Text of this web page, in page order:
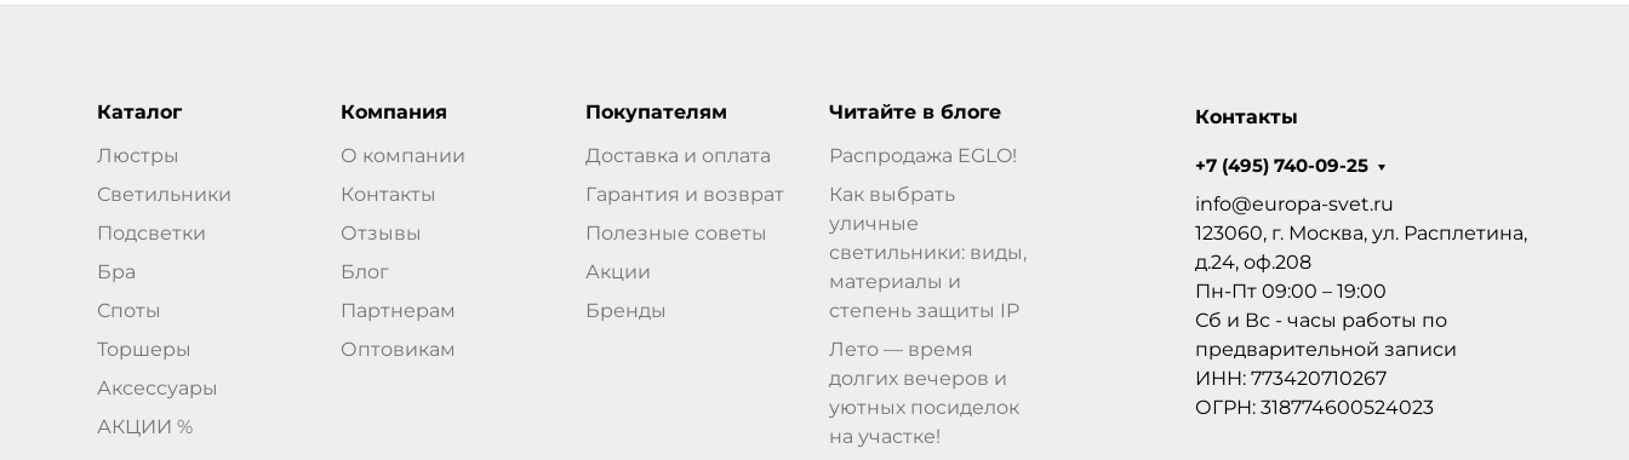
Каталог
Люстры
Светильники
Подсветки
Бра
Споты
Торшеры
Аксессуары
АКЦИИ %
Компания
О компании
Контакты
Отзывы
Блог
Партнерам
Оптовикам
Покупателям
Доставка и оплата
Гарантия и возврат
Полезные советы
Акции
Бренды
Читайте в блоге
Распродажа EGLO!
Как выбрать
уличные
светильники: виды,
материалы и
степень защиты IP
Лето — время
долгих вечеров и
уютных посиделок
на участке!
Контакты
+7 (495) 740-09-25
info@europa-svet.ru
123060, г. Москва, ул. Расплетина,
д.24, оф.208
Пн-Пт 09:00 – 19:00
Сб и Вс - часы работы по
предварительной записи
ИНН: 773420710267
ОГРН: 318774600524023